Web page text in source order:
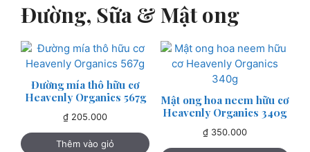
Đường, Sữa & Mật ong
Đường mía thô hữu cơ
Heavenly Organics 567g
₫ 205.000
Thêm vào giỏ
Mật ong hoa neem hữu cơ
Heavenly Organics 340g
₫350.000